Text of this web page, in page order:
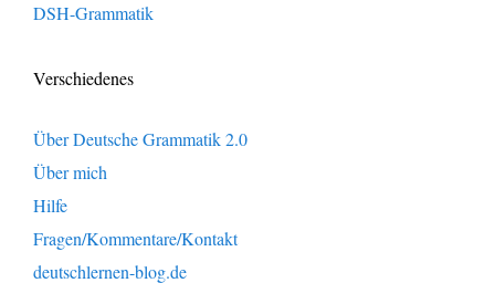
DSH-Grammatik
Verschiedenes
Über Deutsche Grammatik 2.0
Über mich
Hilfe
Fragen/Kommentare/Kontakt
deutschlernen-blog.de